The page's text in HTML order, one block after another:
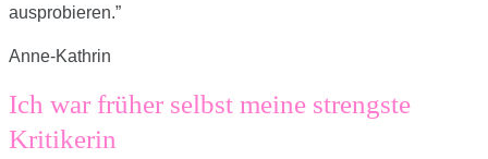
ausprobieren.”
Anne-Kathrin
Ich war früher selbst meine strengste
Kritikerin